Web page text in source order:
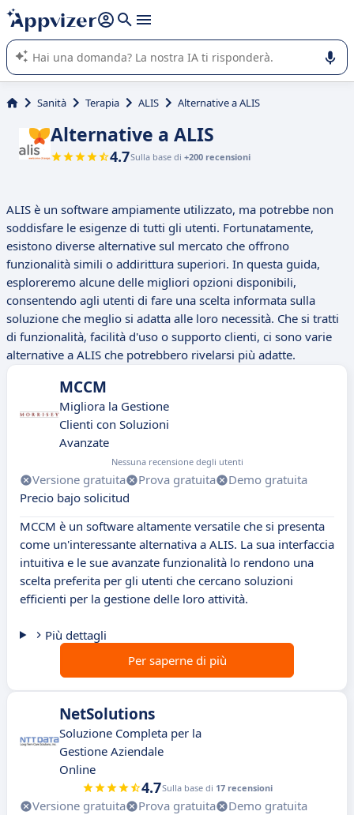
righe con
shift + enter
L'IA di Appvizer vi guida nell'utilizzo o nella scelta di un
software SaaS per la vostra azienda.
Sanità Terapia ALIS Alternative a ALIS
Alternative a ALIS
4.7Sulla base di +200 recensioni
ALIS è un software ampiamente utilizzato, ma potrebbe non
soddisfare le esigenze di tutti gli utenti. Fortunatamente,
esistono diverse alternative sul mercato che offrono
funzionalità simili o addirittura superiori. In questa guida,
esploreremo alcune delle migliori opzioni disponibili,
consentendo agli utenti di fare una scelta informata sulla
soluzione che meglio si adatta alle loro necessità. Che si tratti
di funzionalità, facilità d'uso o supporto clienti, ci sono varie
alternative a ALIS che potrebbero rivelarsi più adatte.
MCCM
Migliora la Gestione
Clienti con Soluzioni
Avanzate
Nessuna recensione degli utenti
Versione gratuita Prova gratuita
Demo gratuita
Precio bajo solicitud
MCCM è un software altamente versatile che si presenta
come un'interessante alternativa a ALIS. La sua interfaccia
intuitiva e le sue avanzate funzionalità lo rendono una
scelta preferita per gli utenti che cercano soluzioni
efficienti per la gestione delle loro attività.
Più dettagli
Per saperne di più
NetSolutions
Soluzione Completa per la
Gestione Aziendale
Online
4.7Sulla base di 17 recensioni
Versione gratuita Prova gratuita
Demo gratuita